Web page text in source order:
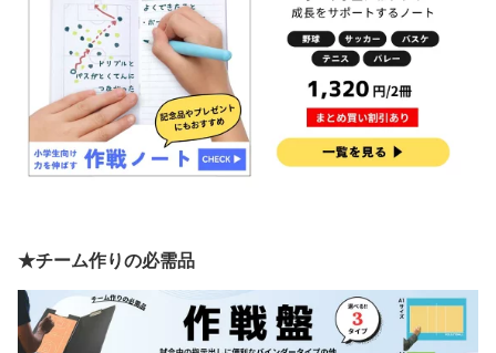
★チーム作りの必需品